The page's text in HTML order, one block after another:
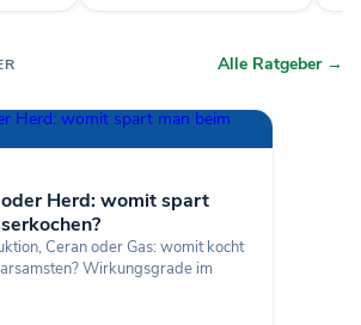
Alle Ratgeber →
Herd: womit spart
Ceran oder Gas: womit kocht
Wirkungsgrade im